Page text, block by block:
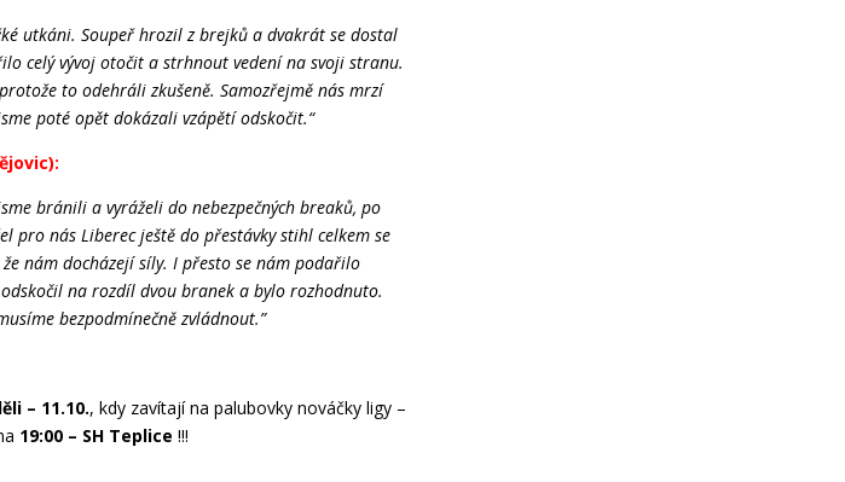
utkáni. Soupeř hrozil z brejků a dvakrát se dostal
celý vývoj otočit a strhnout vedení na svoji stranu.
to odehráli zkušeně. Samozřejmě nás mrzí
poté opět dokázali vzápětí odskočit.“
bránili a vyráželi do nebezpečných breaků, po
pro nás Liberec ještě do přestávky stihl celkem se
nám docházejí síly. I přesto se nám podařilo
na rozdíl dvou branek a bylo rozhodnuto.
bezpodmínečně zvládnout.”
– 11.10., kdy zavítají na palubovky nováčky ligy –
19:00 – SH Teplice !!!